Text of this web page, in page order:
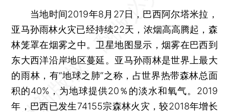
当地时间2019年8月27日，巴西阿尔塔米拉，
亚马孙雨林火灾已经持续22天，浓烟高高腾起，森
林笼罩在烟雾之中。卫星地图显示，烟雾在巴西到
东大西洋沿岸地区蔓延。亚马孙雨林是世界上最大
的雨林，有“地球之肺”之称，占世界热带森林总面
积的40%，为地球提供20％的淡水和氧气。2019
年，巴西已发生74155宗森林火灾，较2018年增长